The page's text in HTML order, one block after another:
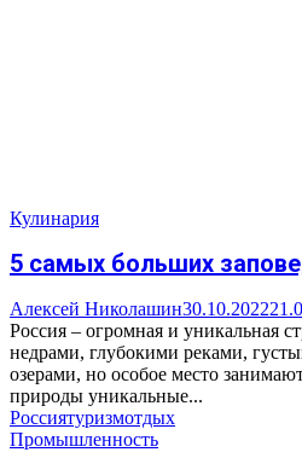
Кулинария
5 самых больших
Алексей Николашин30.10.2022
Россия – огромная и уникальная
недрами, глубокими реками,
озерами, но особое место
природы уникальные...
Россиятуризмотдых
Промышленность